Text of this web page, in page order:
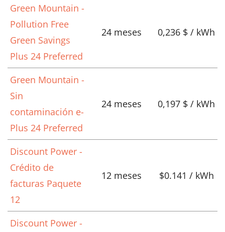
Green Mountain -
Pollution Free
Green Savings
Plus 24 Preferred
24 meses 0,236 $ / kWh
Green Mountain -
Sin
contaminación e-
Plus 24 Preferred
24 meses 0,197 $ / kWh
Discount Power -
Crédito de
facturas Paquete
12
12 meses $0.141 / kWh
Discount Power -